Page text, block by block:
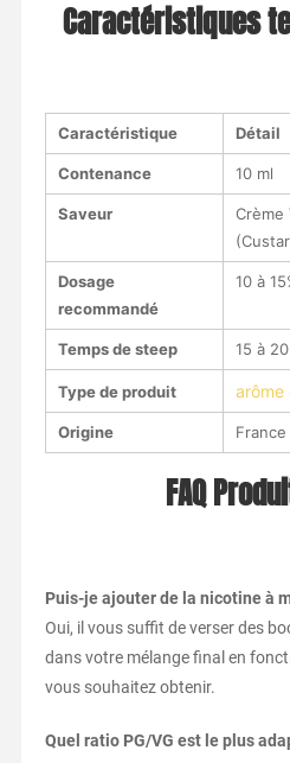
Caractéristiques
Caractéristique Détail
Contenance 10 ml
Saveur
Crème
Dosage
recommandé
10 à
Temps de steep 15 à
Type de produit arôme
Origine France
FAQ
Puis-je ajouter de la nicotine à
Oui, il vous suffit de verser des
dans votre mélange final en
vous souhaitez obtenir.
Quel ratio PG/VG est le plus